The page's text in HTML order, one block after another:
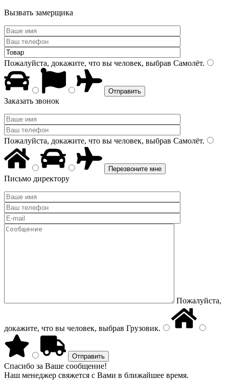
Вызвать замерщика
Пожалуйста, докажите, что вы человек, выбрав Самолёт.
Заказать звонок
Пожалуйста, докажите, что вы человек, выбрав Самолёт.
Письмо директору
Пожалуйста,
докажите, что вы человек, выбрав Грузовик.
Спасибо за Ваше сообщение!
Наш менеджер свяжется с Вами в ближайшее время.